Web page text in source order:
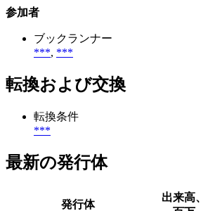
参加者
ブックランナー
***, ***
転換および交換
転換条件
***
最新の発行体
発行体
出来高、